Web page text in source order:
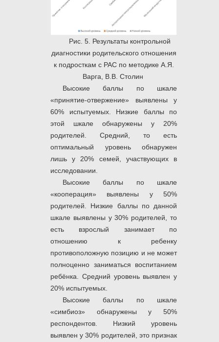
Рис. 5. Результаты контрольной
диагностики родительского отношения
к подросткам с РАС по методике А.Я.
Варга, В.В. Столин
Высокие баллы по шкале
«принятие-отвержение» выявлены у
60% испытуемых. Низкие баллы по
этой шкале обнаружены у 20%
родителей. Средний, то есть
оптимальный уровень обнаружен
лишь у 20% семей, участвующих в
исследовании.
Высокие баллы по шкале
«кооперация» выявлены у 50%
родителей. Низкие баллы по данной
шкале выявлены у 30% родителей, то
есть взрослый занимает по
отношению к ребенку
противоположную позицию и не может
полноценно заниматься воспитанием
ребёнка. Средний уровень выявлен у
20% испытуемых.
Высокие баллы по шкале
«симбиоз» обнаружены у 50%
респондентов. Низкий уровень
выявлен у 30% родителей, это признак